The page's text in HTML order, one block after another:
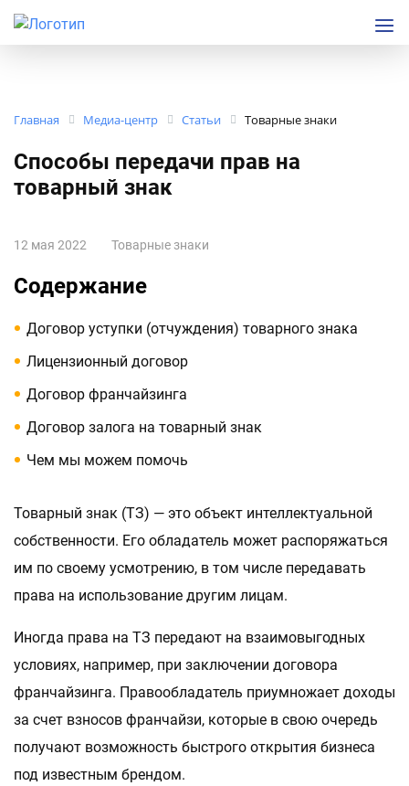
Главная Медиа-центр Статьи Товарные знаки
Способы передачи прав на
товарный знак
12 мая 2022 Товарные знаки
Содержание
Договор уступки (отчуждения) товарного знака
Лицензионный договор
Договор франчайзинга
Договор залога на товарный знак
Чем мы можем помочь
Товарный знак (ТЗ) — это объект интеллектуальной
собственности. Его обладатель может распоряжаться
им по своему усмотрению, в том числе передавать
права на использование другим лицам.
Иногда права на ТЗ передают на взаимовыгодных
условиях, например, при заключении договора
франчайзинга. Правообладатель приумножает доходы
за счет взносов франчайзи, которые в свою очередь
получают возможность быстрого открытия бизнеса
под известным брендом.